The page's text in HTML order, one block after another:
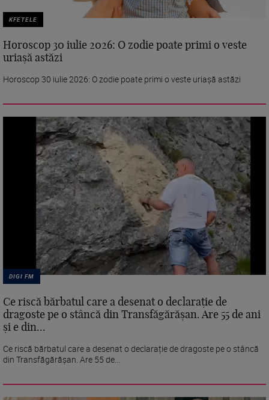
KFETELE
Horoscop 30 iulie 2026: O zodie poate primi o veste
uriașă astăzi
Horoscop 30 iulie 2026: O zodie poate primi o veste uriașă astăzi
DIGI FM
Ce riscă bărbatul care a desenat o declarație de
dragoste pe o stâncă din Transfăgărășan. Are 55 de ani
și e din...
Ce riscă bărbatul care a desenat o declarație de dragoste pe o stâncă
din Transfăgărășan. Are 55 de...